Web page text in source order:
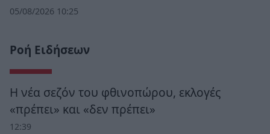
05/08/2026 10:25
Ροή Ειδήσεων
Η νέα σεζόν του φθινοπώρου, εκλογές
«πρέπει» και «δεν πρέπει»
12:39